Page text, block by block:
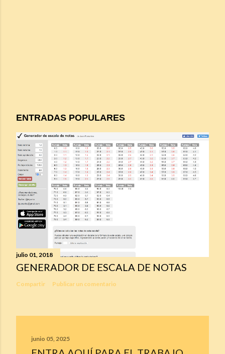
ENTRADAS POPULARES
julio 01, 2018
GENERADOR DE ESCALA DE NOTAS
Compartir Publicar un comentario
junio 05, 2025